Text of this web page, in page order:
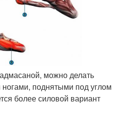
можно делать
поднятыми под углом
более силовой вариант